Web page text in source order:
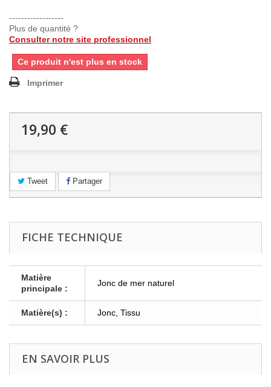
------------------
Plus de quantité ?
Consulter notre site professionnel
Ce produit n'est plus en stock
Imprimer
19,90 €
Tweet Partager
FICHE TECHNIQUE
Matière
principale :
Jonc de mer naturel
Matière(s) : Jonc, Tissu
EN SAVOIR PLUS